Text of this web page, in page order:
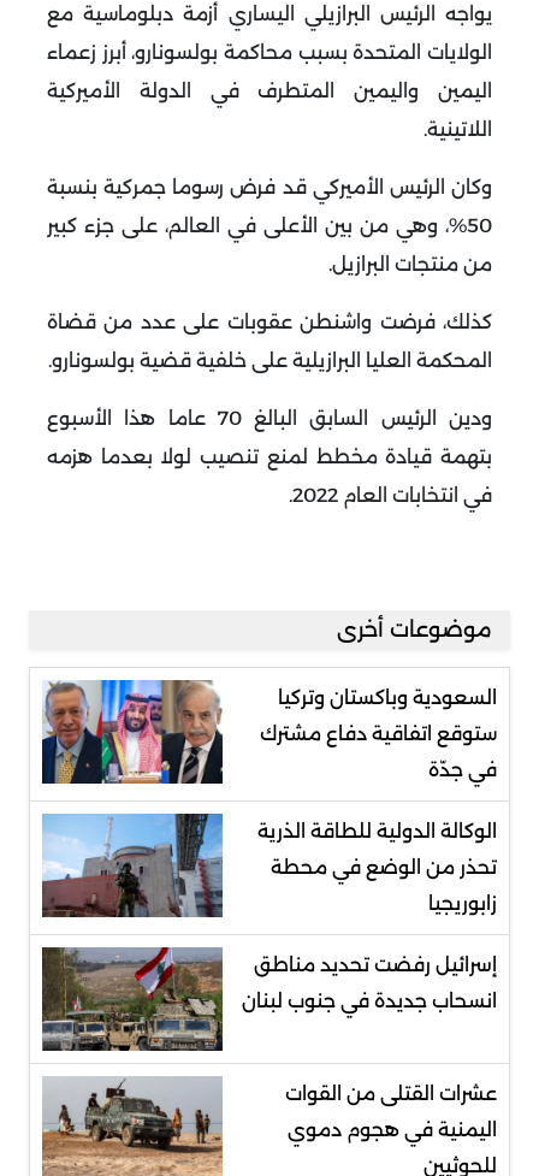
يواجه الرئيس البرازيلي اليساري أزمة دبلوماسية مع
الولايات المتحدة بسبب محاكمة بولسونارو، أبرز زعماء
اليمين واليمين المتطرف في الدولة الأميركية
اللاتينية.
وكان الرئيس الأميركي قد فرض رسوما جمركية بنسبة
50%، وهي من بين الأعلى في العالم، على جزء كبير
من منتجات البرازيل.
كذلك، فرضت واشنطن عقوبات على عدد من قضاة
المحكمة العليا البرازيلية على خلفية قضية بولسونارو.
ودين الرئيس السابق البالغ 70 عاما هذا الأسبوع
بتهمة قيادة مخطط لمنع تنصيب لولا بعدما هزمه
في انتخابات العام 2022
.
موضوعات أخرى
السعودية وباكستان وتركيا
ستوقع اتفاقية دفاع مشترك
في جدّة
الوكالة الدولية للطاقة الذرية
تحذر من الوضع في محطة
زابوريجيا
إسرائيل رفضت تحديد مناطق
انسحاب جديدة في جنوب لبنان
عشرات القتلى من القوات
اليمنية في هجوم دموي
للحوثيين